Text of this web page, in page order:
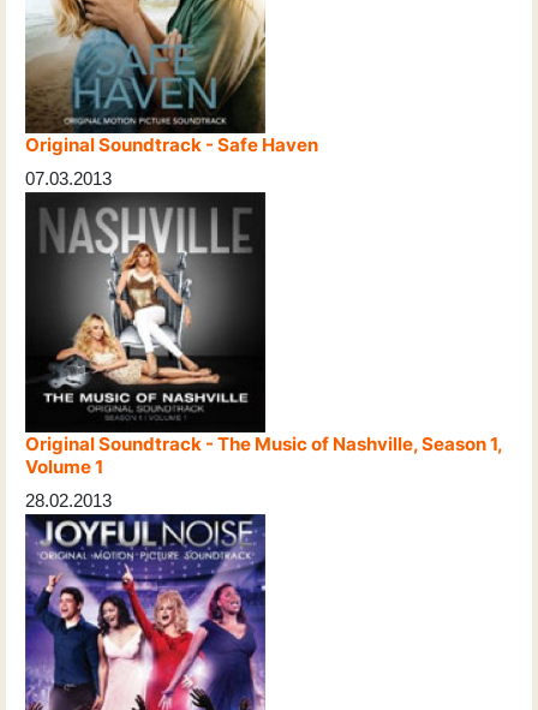
Original Soundtrack - Safe Haven
07.03.2013
Original Soundtrack - The Music of Nashville, Season 1,
Volume 1
28.02.2013